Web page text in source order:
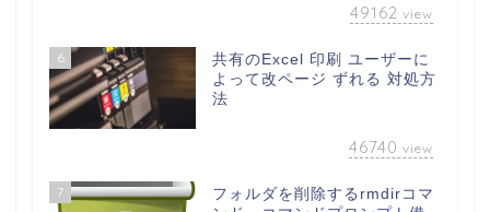
49162 view
6
共有のExcel 印刷 ユーザーに
よって改ページ ずれる 対処方
法
46740 view
7
フォルダを削除するrmdirコマ